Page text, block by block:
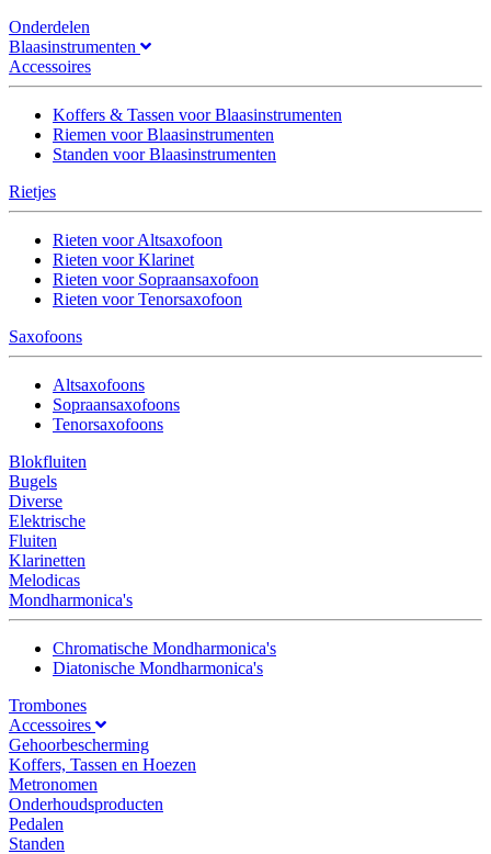
Onderdelen
Blaasinstrumenten
Accessoires
Koffers & Tassen voor Blaasinstrumenten
Riemen voor Blaasinstrumenten
Standen voor Blaasinstrumenten
Rietjes
Rieten voor Altsaxofoon
Rieten voor Klarinet
Rieten voor Sopraansaxofoon
Rieten voor Tenorsaxofoon
Saxofoons
Altsaxofoons
Sopraansaxofoons
Tenorsaxofoons
Blokfluiten
Bugels
Diverse
Elektrische
Fluiten
Klarinetten
Melodicas
Mondharmonica's
Chromatische Mondharmonica's
Diatonische Mondharmonica's
Trombones
Accessoires
Gehoorbescherming
Koffers, Tassen en Hoezen
Metronomen
Onderhoudsproducten
Pedalen
Standen